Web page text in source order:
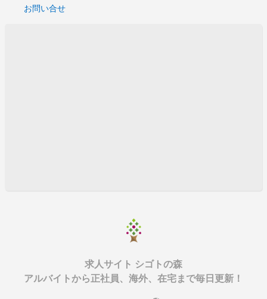
お問い合せ
求人サイト シゴトの森
アルバイトから正社員、海外、在宅まで毎日更新！